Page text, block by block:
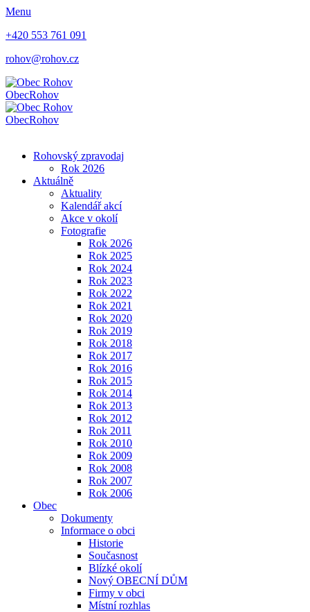
Menu
+420 553 761 091
rohov@rohov.cz
ObecRohov
ObecRohov
Rohovský zpravodaj
Rok 2026
Aktuálně
Aktuality
Kalendář akcí
Akce v okolí
Fotografie
Rok 2026
Rok 2025
Rok 2024
Rok 2023
Rok 2022
Rok 2021
Rok 2020
Rok 2019
Rok 2018
Rok 2017
Rok 2016
Rok 2015
Rok 2014
Rok 2013
Rok 2012
Rok 2011
Rok 2010
Rok 2009
Rok 2008
Rok 2007
Rok 2006
Obec
Dokumenty
Informace o obci
Historie
Současnost
Blízké okolí
Nový OBECNÍ DŮM
Firmy v obci
Místní rozhlas